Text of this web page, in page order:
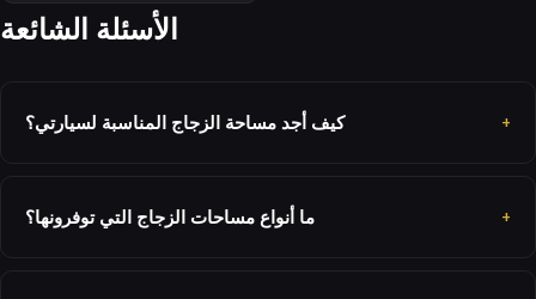
الأسئلة الشائعة
كيف أجد مساحة الزجاج المناسبة لسيارتي؟
ما أنواع مساحات الزجاج التي توفرونها؟